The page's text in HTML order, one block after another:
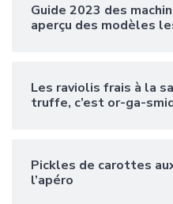
Guide 2023 des
aperçu des modèles
Les raviolis frais à la
truffe, c’est or-ga-
Pickles de carottes
l’apéro